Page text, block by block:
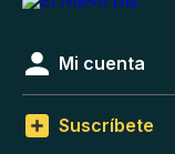
Mi cuenta
Suscríbete